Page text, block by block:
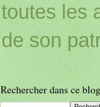
toutes les
de son
Rechercher dans ce blog